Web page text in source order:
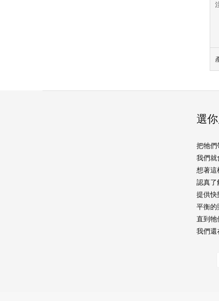
選
把牠們
我們就
想著這
認真了
提供快
平衡的
直到牠
我們還